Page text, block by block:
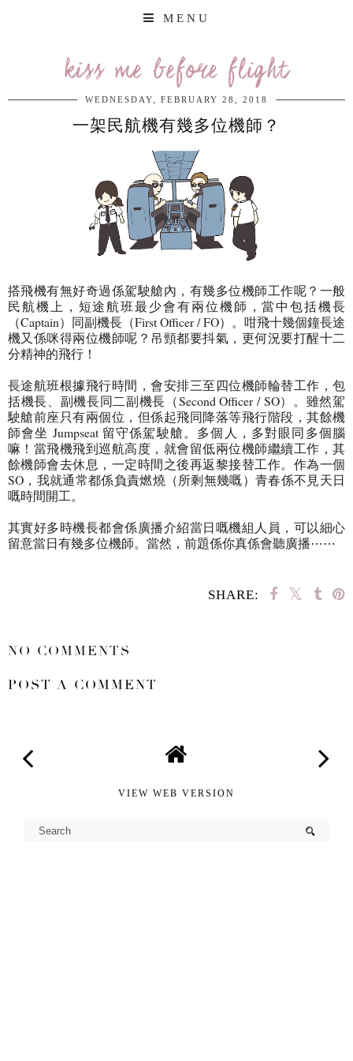
MENU
kiss me before flight
WEDNESDAY, FEBRUARY 28, 2018
一架民航機有幾多位機師？
搭飛機有無好奇過係駕駛艙內，有幾多位機師工作呢？一般
民航機上，短途航班最少會有兩位機師，當中包括機長
（Captain）同副機長（First Officer / FO）。咁飛十幾個鐘長途
機又係咪得兩位機師呢？吊頸都要抖氣，更何況要打醒十二
分精神的飛行！
長途航班根據飛行時間，會安排三至四位機師輪替工作，包
括機長、副機長同二副機長（Second Officer / SO）。雖然駕
駛艙前座只有兩個位，但係起飛同降落等飛行階段，其餘機
師會坐 Jumpseat 留守係駕駛艙。多個人，多對眼同多個腦
嘛！當飛機飛到巡航高度，就會留低兩位機師繼續工作，其
餘機師會去休息，一定時間之後再返黎接替工作。作為一個
SO，我就通常都係負責燃燒（所剩無幾嘅）青春係不見天日
嘅時間開工。
其實好多時機長都會係廣播介紹當日嘅機組人員，可以細心
留意當日有幾多位機師。當然，前題係你真係會聽廣播⋯⋯
SHARE:
NO COMMENTS
POST A COMMENT
VIEW WEB VERSION